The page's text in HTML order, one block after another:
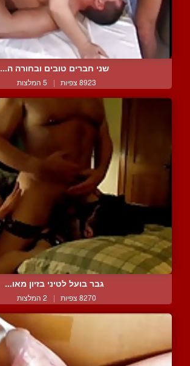
שני חברים טובים ובחורה ה...
8923 צפיות | 5 המלצות
גבר בועל לטיני בזיון מאו...
8270 צפיות | 2 המלצות